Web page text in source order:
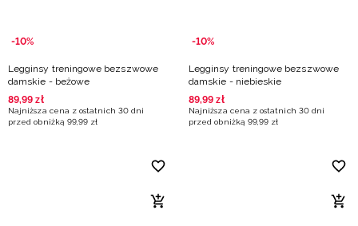
-10%
Legginsy treningowe bezszwowe
damskie - beżowe
89,99 zł
Najniższa cena z ostatnich 30 dni
przed obniżką 99,99 zł
-10%
Legginsy treningowe bezszwowe
damskie - niebieskie
89,99 zł
Najniższa cena z ostatnich 30 dni
przed obniżką 99,99 zł